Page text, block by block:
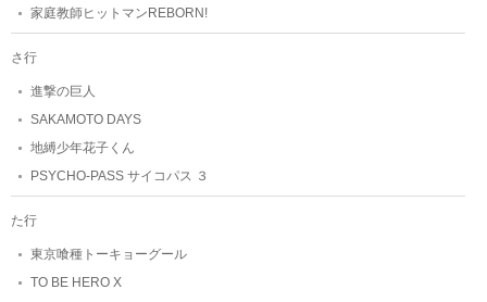
家庭教師ヒットマンREBORN!
さ行
進撃の巨人
SAKAMOTO DAYS
地縛少年花子くん
PSYCHO-PASS サイコパス ３
た行
東京喰種トーキョーグール
TO BE HERO X